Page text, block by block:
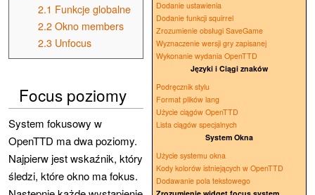
Dodanie ustawienia
Dodanie funkcji squirrel
Zrozumienie obsługi SaveGame
Wyznaczenie wersji gry zapisanej
Wykonanie wydania OpenTTD
Języki i Ciągi znaków
Podręcznik stylu
Format plików lang
Użycie ciągów OpenTTD
Lista ciągów specjalnych
System Okna
Użycie systemu okna
Kody kolorów istniejących w OpenTTD
Dodawanie pola tekstowego
2.1 Funkcje globalne
2.2 Okno members
2.3 Unfocus
Focus poziomy
System fokusowy w
OpenTTD ma dwa poziomy.
Najpierw jest wskaźnik, który
śledzi, które okno ma fokus.